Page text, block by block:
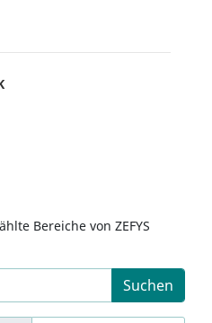
Bereiche von ZEFYS
Suchen